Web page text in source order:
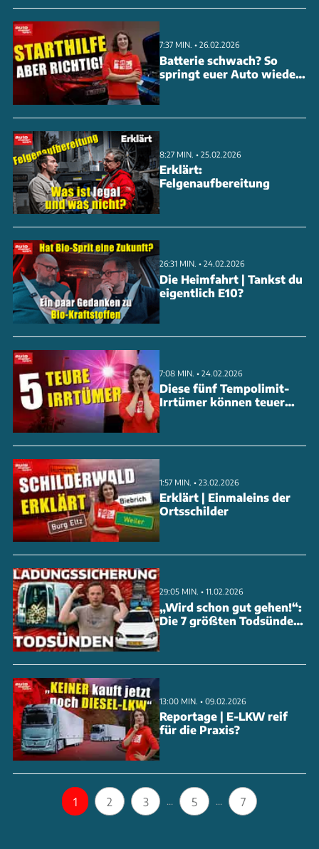
7:37 MIN. • 26.02.2026
Batterie schwach? So
springt euer Auto wieder
8:27 MIN. • 25.02.2026
Erklärt:
Felgenaufbereitung
26:31 MIN. • 24.02.2026
Die Heimfahrt | Tankst du
eigentlich E10?
7:08 MIN. • 24.02.2026
Diese fünf Tempolimit-
Irrtümer können teuer
1:57 MIN. • 23.02.2026
Erklärt | Einmaleins der
Ortsschilder
29:05 MIN. • 11.02.2026
„Wird schon gut gehen!“:
Die 7 größten Todsünden
13:00 MIN. • 09.02.2026
Reportage | E-LKW reif
für die Praxis?
1 2 3 ... 5 ... 7